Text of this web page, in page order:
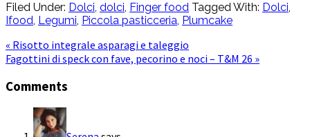
Filed Under: Dolci, dolci, Finger food Tagged With: Dolci,
Ifood, Legumi, Piccola pasticceria, Plumcake
« Risotto integrale asparagi e taleggio
Fagottini di speck con fave, pecorino e noci – T&M 26 »
Comments